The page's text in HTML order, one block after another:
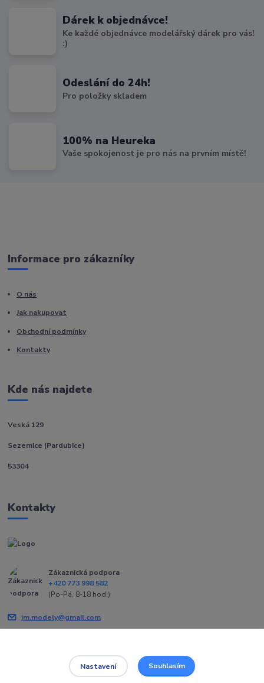
Dárek k objednávce!
Ke každé objednávce modelářský dárek pro vás!
:)
Odeslání do 24h!
Pro položky skladem
100% na Heureka
Vaše spokojenost je pro nás na prvním místě!
Informace pro zákazníky
O nás
Jak nakupovat
Obchodní podmínky
Kontakty
Kde nás najdete
Veská 129
Sezemice (Pardubice)
53304
Kontakty
Zákaznická podpora
+420 773 998 582
(Po-Pá, 8-18 hod.)
jm.modely@gmail.com
Nastavení Souhlasím